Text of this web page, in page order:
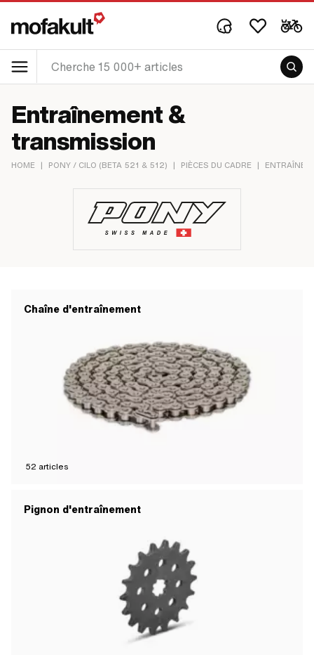
Entraînement &
transmission
HOME | PONY / CILO (BETA 521 & 512) | PIÈCES DU CADRE |
Chaîne d'entraînement
52 articles
Pignon d'entraînement